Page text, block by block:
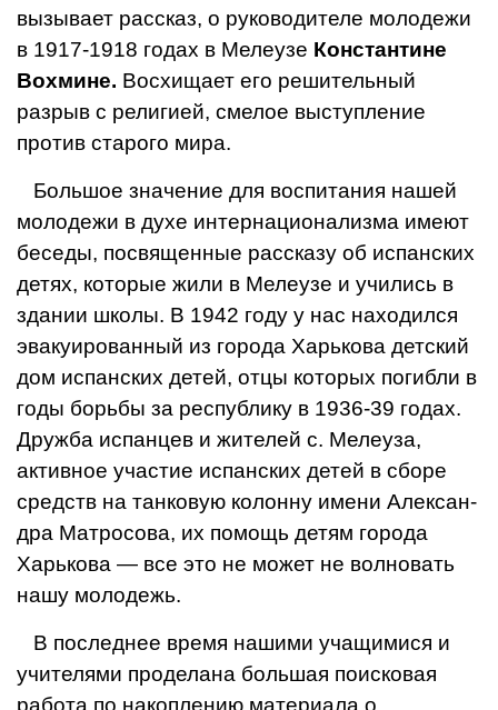
вызывает рассказ, о руководителе молодежи
в 1917-1918 годах в Мелеузе Константине
Вохмине. Восхищает его решительный
разрыв с религией, смелое выступление
против старого мира.
Большое значение для воспитания нашей
молодежи в духе интернационализма имеют
беседы, посвященные рассказу об испанских
детях, которые жили в Мелеузе и учились в
здании школы. В 1942 году у нас находился
эвакуированный из города Харькова детский
дом испанских детей, отцы которых погибли в
годы борьбы за рес­публику в 1936-39 годах.
Друж­ба испанцев и жителей с. Мелеуза,
активное участие испанских детей в сборе
средств на тан­ковую колонну имени Алексан­
дра Матросова, их помощь де­тям города
Харькова — все это не может не волновать
нашу молодежь.
В последнее время нашими учащимися и
учителями проде­лана большая поисковая
рабо­та по накоплению материала о